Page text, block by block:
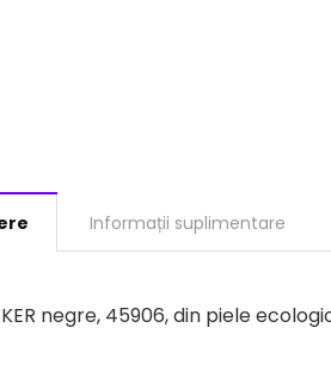
Informații suplimentare
negre, 45906, din piele